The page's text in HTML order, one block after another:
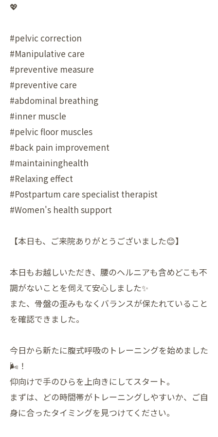
💖
#pelvic correction
#Manipulative care
#preventive measure
#preventive care
#abdominal breathing
#inner muscle
#pelvic floor muscles
#back pain improvement
#maintaininghealth
#Relaxing effect
#Postpartum care specialist therapist
#Women's health support
【本日も、ご来院ありがとうございました😊】
本日もお越しいただき、腰のヘルニアも含めどこも不
調がないことを伺えて安心しました✨
また、骨盤の歪みもなくバランスが保たれていること
を確認できました。
今日から新たに腹式呼吸のトレーニングを始めました
🌬️！
仰向けで手のひらを上向きにしてスタート。
まずは、どの時間帯がトレーニングしやすいか、ご自
身に合ったタイミングを見つけてください。